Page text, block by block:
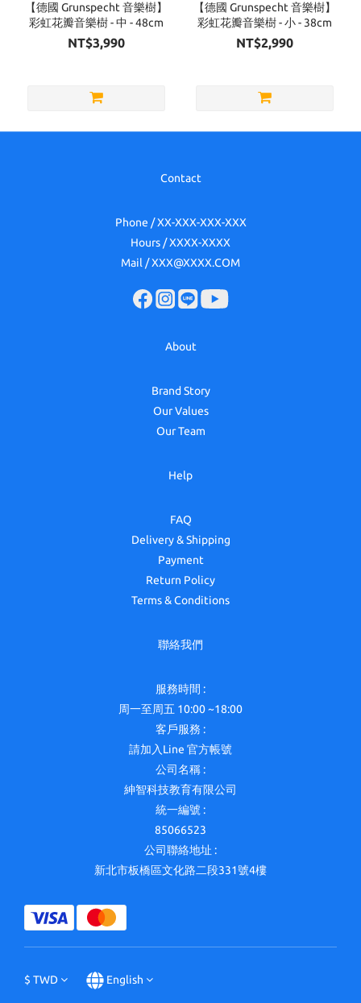
【德國 Grunspecht 音樂樹】
彩虹花瓣音樂樹 - 中 - 48cm
NT$3,990
【德國 Grunspecht 音樂樹】
彩虹花瓣音樂樹 - 小 - 38cm
NT$2,990
Contact
Phone / XX-XXX-XXX-XXX
Hours / XXXX-XXXX
Mail / XXX@XXXX.COM
About
Brand Story
Our Values
Our Team
Help
FAQ
Delivery & Shipping
Payment
Return Policy
Terms & Conditions
聯絡我們
服務時間 :
周一至周五 10:00 ~18:00
客戶服務 :
請加入Line 官方帳號
公司名稱 :
紳智科技教育有限公司
統一編號 :
85066523
公司聯絡地址 :
新北市板橋區文化路二段331號4樓
$ TWD English